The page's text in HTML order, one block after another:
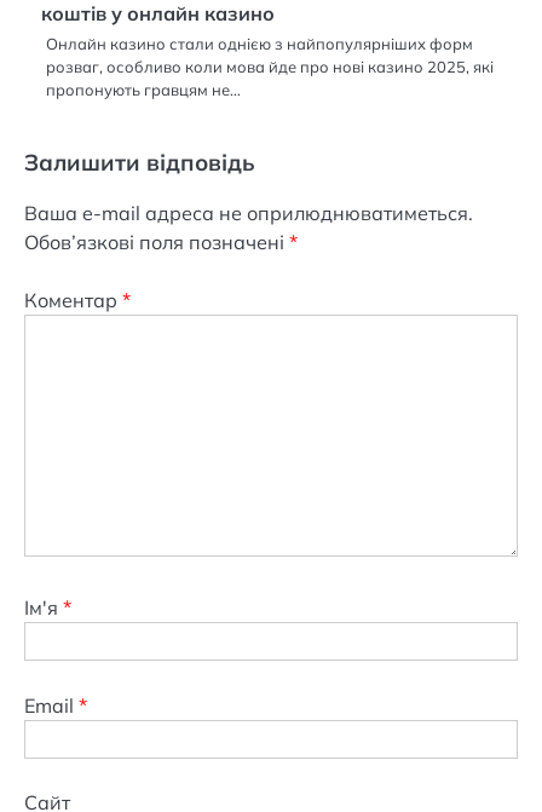
коштів у онлайн казино
Онлайн казино стали однією з найпопулярніших форм
розваг, особливо коли мова йде про нові казино 2025, які
пропонують гравцям не…
Залишити відповідь
Ваша e-mail адреса не оприлюднюватиметься.
Обов’язкові поля позначені *
Коментар *
Ім'я *
Email *
Сайт